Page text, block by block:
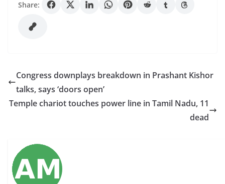
Share:
Congress downplays breakdown in Prashant Kishor
talks, says ‘doors open’
Temple chariot touches power line in Tamil Nadu, 11
dead